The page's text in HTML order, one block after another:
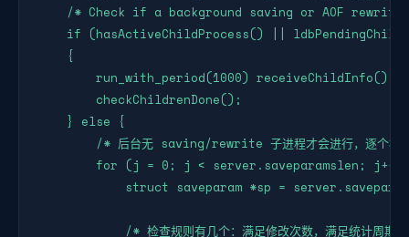
/* Check if a background saving or AOF
if (hasActiveChildProcess() ||
{
run_with_period(1000) receiveChildInfo();
checkChildrenDone();
} else {
/* 后台无 saving/rewrite 子进程才会进行，逐个检查
for (j = 0; j < server.saveparamslen; j++)
struct saveparam *sp =
/* 检查规则有几个：满足修改次数，满足统计周期，达